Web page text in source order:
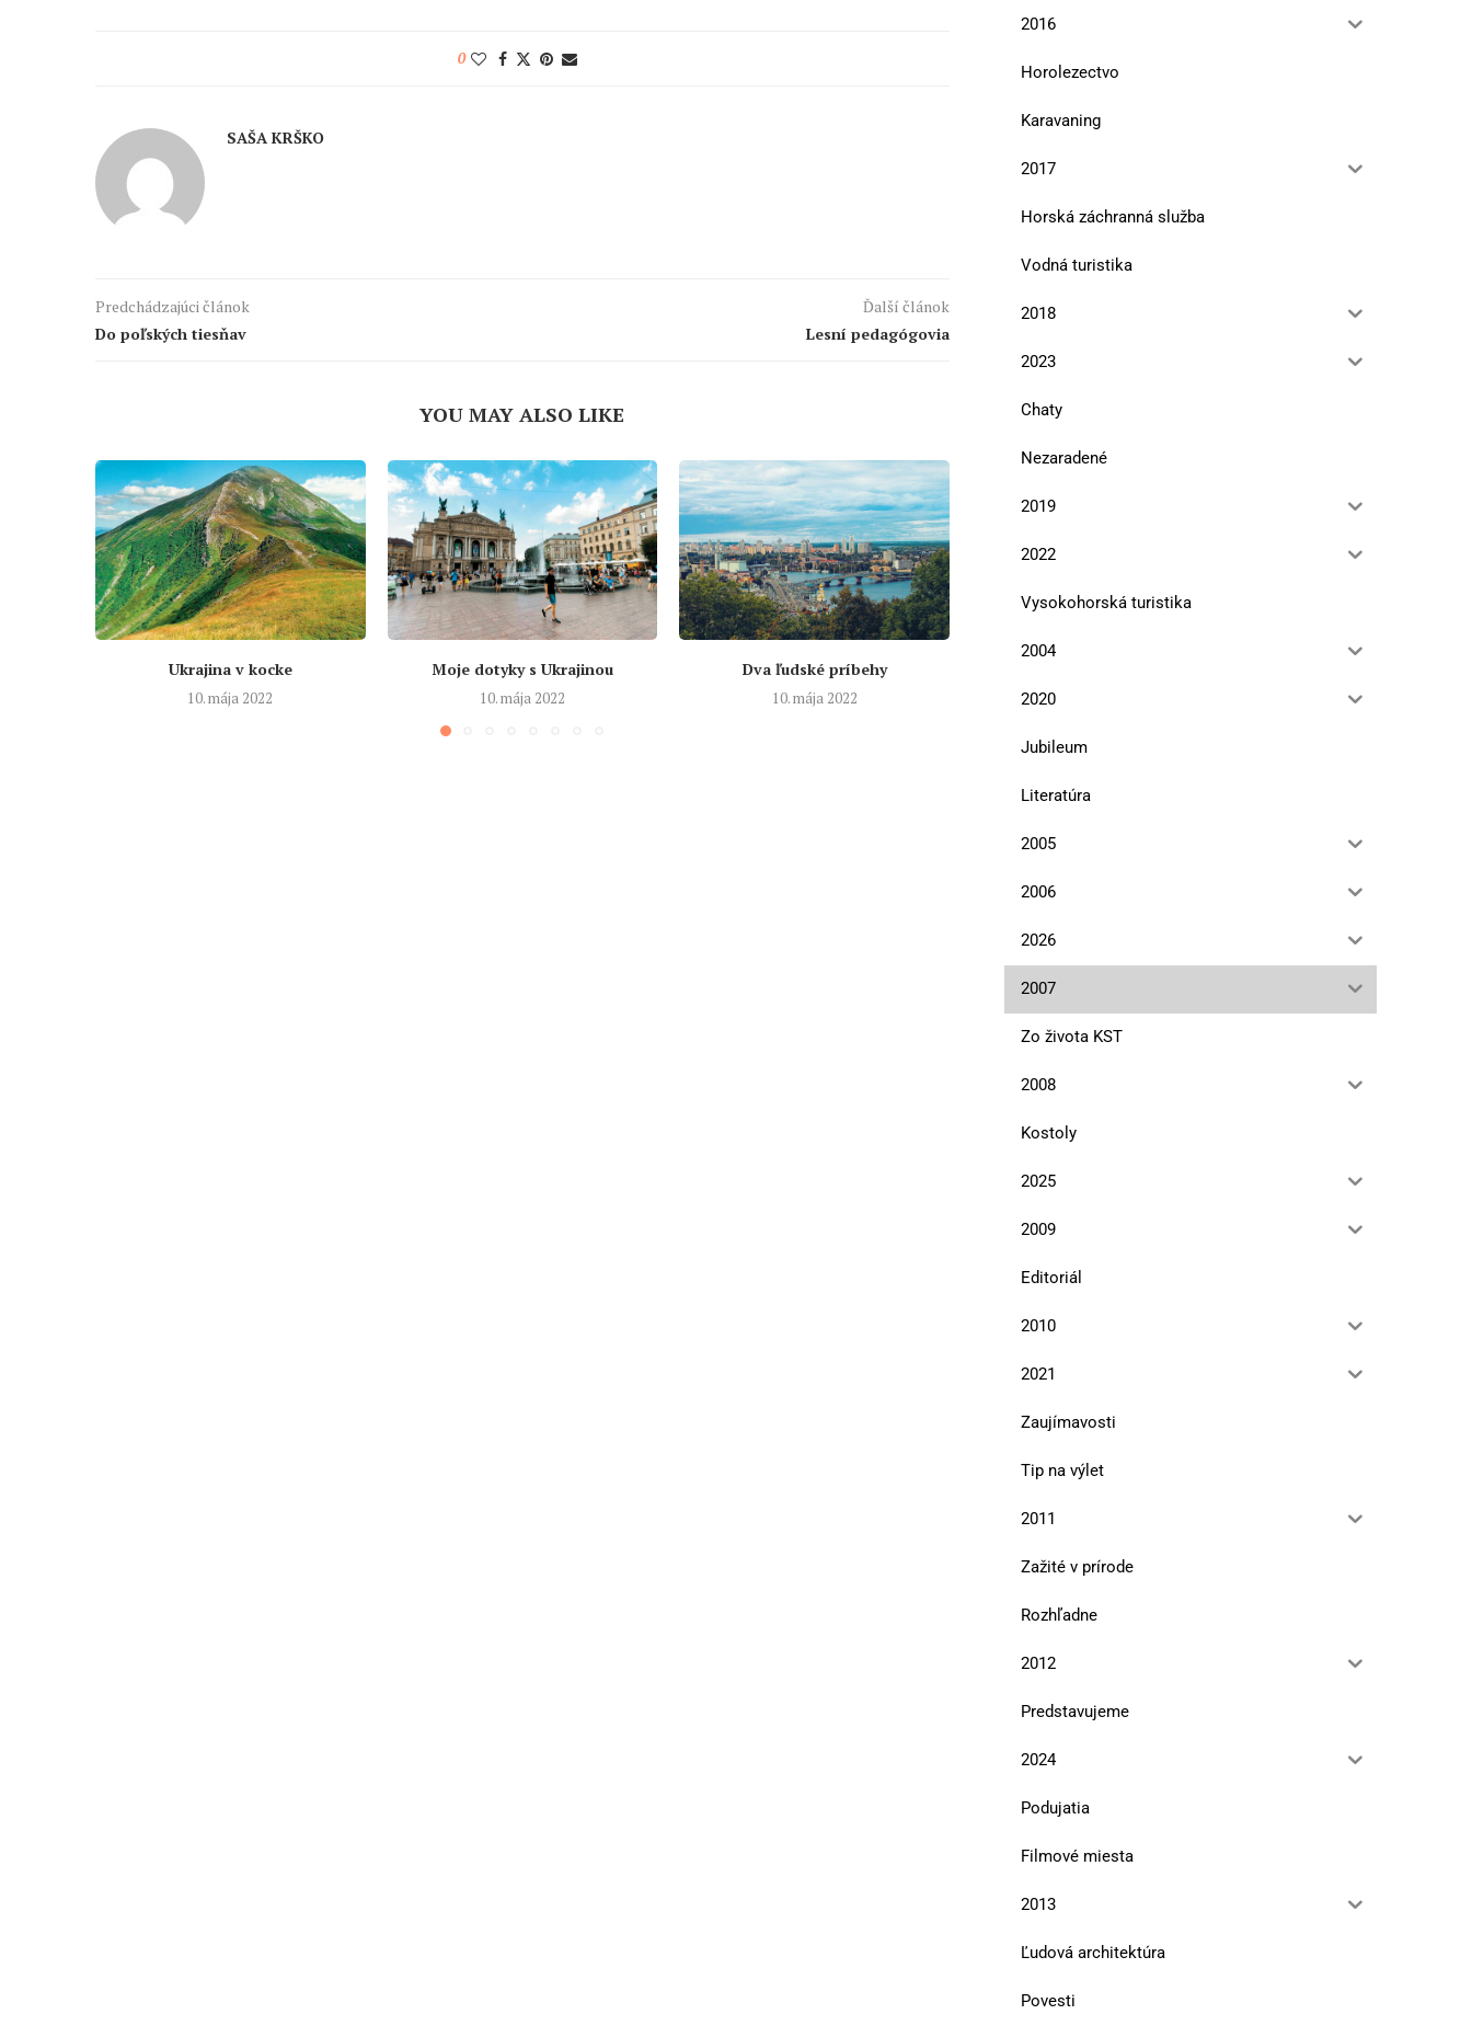
0
SAŠA KRŠKO
Predchádzajúci článok
Do poľských tiesňav
Ďalší článok
Lesní pedagógovia
YOU MAY ALSO LIKE
Ukrajina v kocke
10. mája 2022
Moje dotyky s Ukrajinou
10. mája 2022
Dva ľudské príbehy
10. mája 2022
2016
Horolezectvo
Karavaning
2017
Horská záchranná služba
Vodná turistika
2018
2023
Chaty
Nezaradené
2019
2022
Vysokohorská turistika
2004
2020
Jubileum
Literatúra
2005
2006
2026
2007
Zo života KST
2008
Kostoly
2025
2009
Editoriál
2010
2021
Zaujímavosti
Tip na výlet
2011
Zažité v prírode
Rozhľadne
2012
Predstavujeme
2024
Podujatia
Filmové miesta
2013
Ľudová architektúra
Povesti